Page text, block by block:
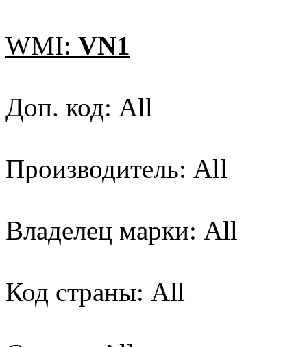
WMI: VN1
Доп. код: All
Производитель: All
Владелец марки: All
Код страны: All